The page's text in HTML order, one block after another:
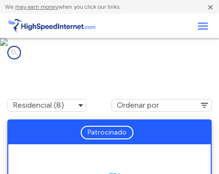
We may earn moneywhen you click our links. ×
Patrocinado